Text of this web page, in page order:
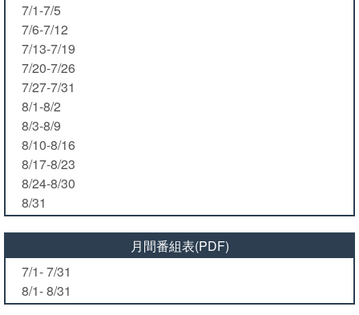
7/1-7/5
7/6-7/12
7/13-7/19
7/20-7/26
7/27-7/31
8/1-8/2
8/3-8/9
8/10-8/16
8/17-8/23
8/24-8/30
8/31
月間番組表(PDF)
7/1- 7/31
8/1- 8/31